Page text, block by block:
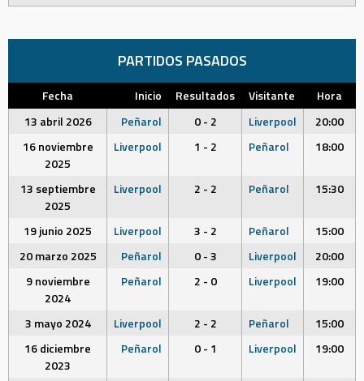
PARTIDOS PASADOS
Fecha Inicio Resultados Visitante
Hora
13 abril 2026
Peñarol 0 - 2 Liverpool
20:00
16 noviembre
2025
Liverpool 1 - 2 Peñarol 18:00
13 septiembre
2025
Liverpool 2 - 2 Peñarol 15:30
19 junio 2025 Liverpool 3 - 2 Peñarol
15:00
20 marzo 2025
Peñarol 0 - 3 Liverpool
20:00
9 noviembre
2024
Peñarol 2 - 0 Liverpool 19:00
3 mayo 2024 Liverpool 2 - 2 Peñarol
15:00
16 diciembre
2023
Peñarol 0 - 1 Liverpool 19:00